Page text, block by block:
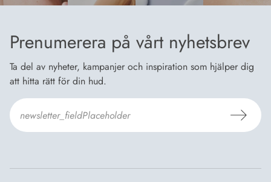
Prenumerera på vårt nyhetsbrev
Ta del av nyheter, kampanjer och inspiration som hjälper dig
att hitta rätt för din hud.